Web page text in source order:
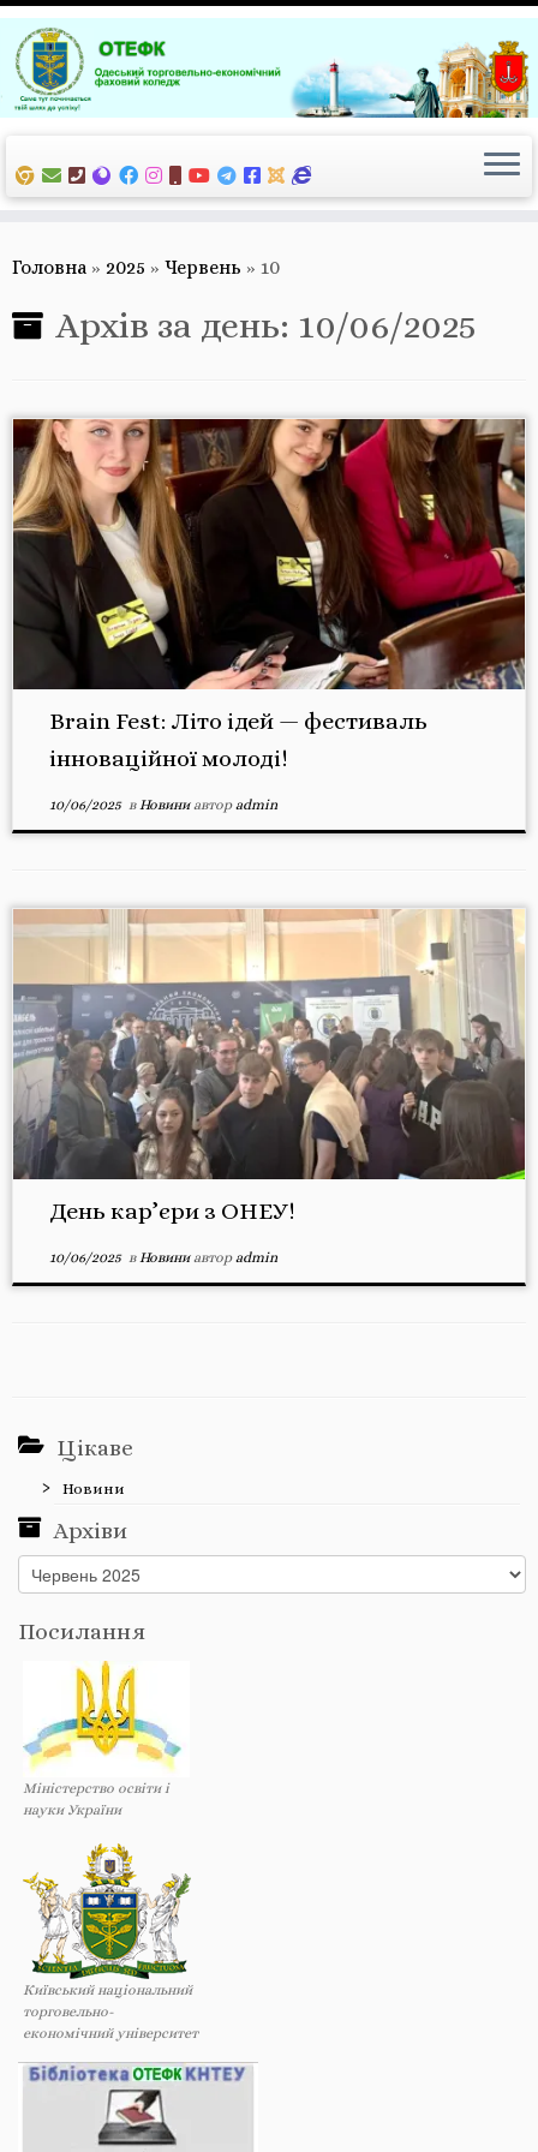
Перейти
до
вмісту
Головна » 2025 » Червень » 10
Архів за день: 10/06/2025
Brain Fest: Літо ідей — фестиваль
інноваційної молоді!
10/06/2025в Новиниавторadmin
День кар’єри з ОНЕУ!
10/06/2025в Новиниавторadmin
Цікаве
Новини
Архіви
Архіви
Посилання
Міністерство освіти і
науки України
Київський національний
торговельно-
економічний університет